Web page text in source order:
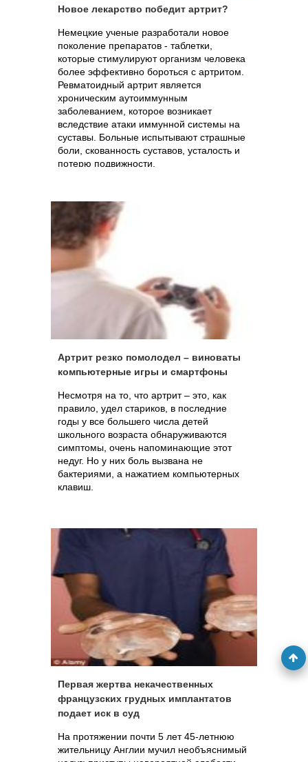
Новое лекарство победит артрит?
Немецкие ученые разработали новое
поколение препаратов - таблетки,
которые стимулируют организм человека
более эффективно бороться с артритом.
Ревматоидный артрит является
хроническим аутоиммунным
заболеванием, которое возникает
вследствие атаки иммунной системы на
суставы. Больные испытывают страшные
боли, скованность суставов, усталость и
потерю подвижности.
Артрит резко помолодел – виноваты
компьютерные игры и смартфоны
Несмотря на то, что артрит – это, как
правило, удел стариков, в последние
годы у все большего числа детей
школьного возраста обнаруживаются
симптомы, очень напоминающие этот
недуг. Но у них боль вызвана не
бактериями, а нажатием компьютерных
клавиш.
Первая жертва некачественных
французских грудных имплантатов
подает иск в суд
На протяжении почти 5 лет 45-летнюю
жительницу Англии мучил необъяснимый